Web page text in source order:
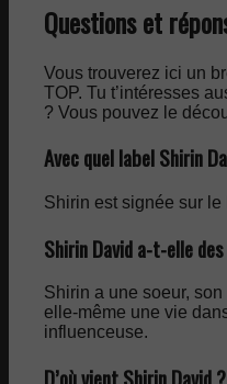
Questions et
Vous trouverez ici un
TOP. Tu t’intéresses
? Vous pouvez le
Avec quel label Shirin
Shirin est signée sur
Shirin David a-t-elle
Shirin a une soeur,
elle-même une vie
influenceuse.
D’où vient Shirin David ?